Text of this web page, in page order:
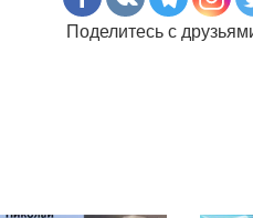
Поделитесь с